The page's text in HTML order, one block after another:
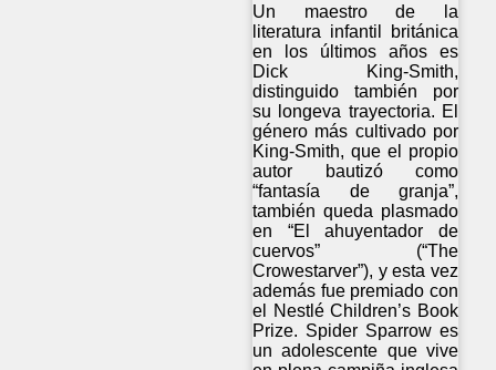
Un maestro de la
literatura infantil británica
en los últimos años es
Dick King-Smith,
distinguido también por
su longeva trayectoria. El
género más cultivado por
King-Smith, que el propio
autor bautizó como
“fantasía de granja”,
también queda plasmado
en “El ahuyentador de
cuervos” (“The
Crowestarver”), y esta vez
además fue premiado con
el Nestlé Children’s Book
Prize. Spider Sparrow es
un adolescente que vive